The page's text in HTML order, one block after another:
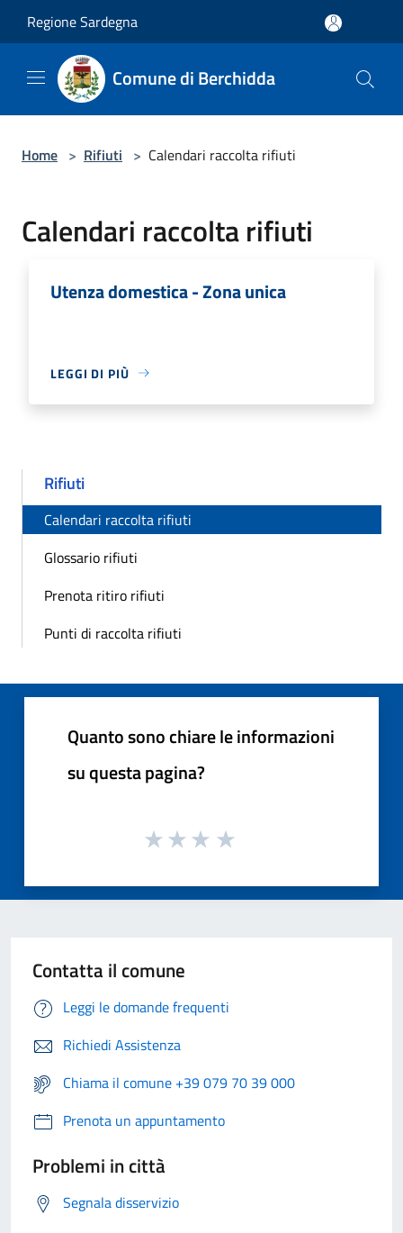
Regione Sardegna
Comune di Berchidda
Home > Rifiuti > Calendari raccolta rifiuti
Calendari raccolta rifiuti
Utenza domestica - Zona unica
LEGGI DI PIÙ
Rifiuti
Calendari raccolta rifiuti
Glossario rifiuti
Prenota ritiro rifiuti
Punti di raccolta rifiuti
Quanto sono chiare le informazioni
su questa pagina?
Contatta il comune
Leggi le domande frequenti
Richiedi Assistenza
Chiama il comune +39 079 70 39 000
Prenota un appuntamento
Problemi in città
Segnala disservizio